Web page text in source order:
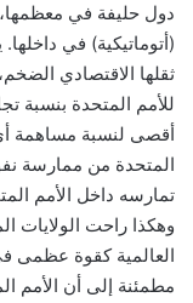
دول حليفة في معظمها،
(أتوماتيكية) في
ثقلها الاقتصادي
المتحدة من ممارسة
تمارسه داخل الأمم
وهكذا راحت الولايات
العالمية كقوة عظمى
مطمئنة إلى أن الأمم